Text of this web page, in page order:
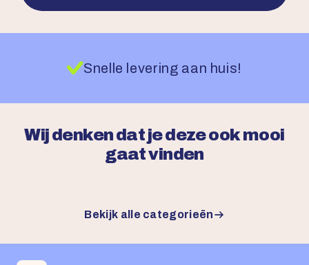
Snelle levering aan huis!
Wij denken dat je deze ook mooi
gaat vinden
Bekijk alle categorieën